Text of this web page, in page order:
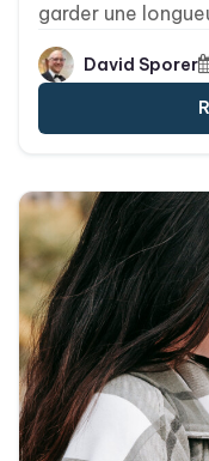
garder une
plateforme de
simplifiée des
à sa toute
Cette mise à jour
également un
de création de
approfondies.
David Sporer